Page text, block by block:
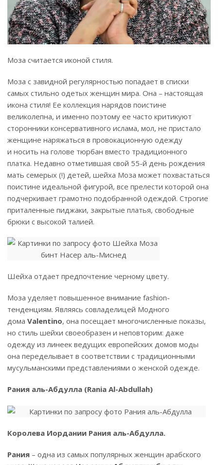
Моза считается иконой стиля.
Моза с завидной регулярностью попадает в списки
самых стильно одетых женщин мира. Она – настоящая
икона стиля! Ее коллекция нарядов поистине
великолепна, и именно поэтому ее часто критикуют
сторонники консервативного ислама, мол, не пристало
женщине наряжаться в провокационную одежду
и носить на голове тюрбан вместо традиционного
платка. Недавно отметившая свой 55-й день рождения
мать семерых (!) детей, шейха Моза может похвастаться
поистине идеальной фигурой, все прелести которой она
подчеркивает грамотно подобранной одеждой. Строгие
приталенные пиджаки, закрытые платья, свободные
брюки с высокой талией.
Шейха отдает предпочтение черному цвету.
Моза уделяет повышенное внимание fashion-
тенденциям. Являясь совладелицей Модного
дома Valentino, она посещает многочисленные показы,
но стиль шейхи своеобразен и неповторим: даже
одежду из линеек ведущих европейских домов моды
она переделывает в соответствии с традиционными
мусульманскими представлениями о женской одежде.
Рания аль-Абдулла (Rania Al-Abdullah)
Королева Иордании Рания аль-Абдулла.
Рания – одна из самых популярных женщин арабского